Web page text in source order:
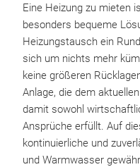
Eine Heizung zu mieten
besonders bequeme
Heizungstausch ein
sich um nichts mehr
keine größeren
Anlage, die dem
damit sowohl
Ansprüche erfüllt. Auf
kontinuierliche und
und Warmwasser